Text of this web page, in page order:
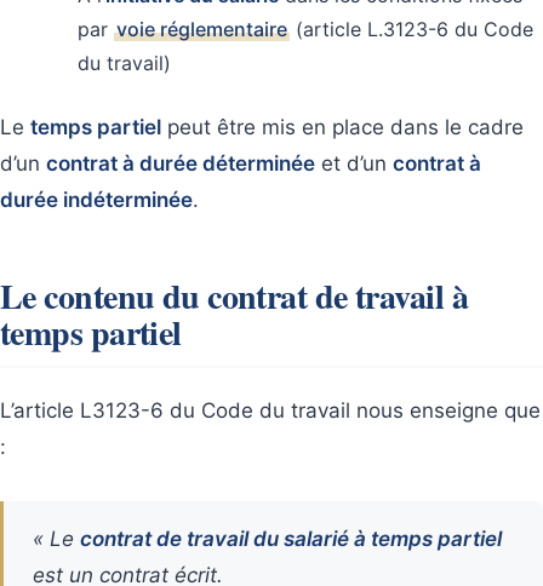
par voie réglementaire (article L.3123-6 du Code
du travail)
Le temps partiel peut être mis en place dans le cadre
d’un contrat à durée déterminée et d’un contrat à
durée indéterminée.
Le contenu du contrat de travail à
temps partiel
L’article L3123-6 du Code du travail nous enseigne que
:
« Le contrat de travail du salarié à temps partiel
est un contrat écrit.